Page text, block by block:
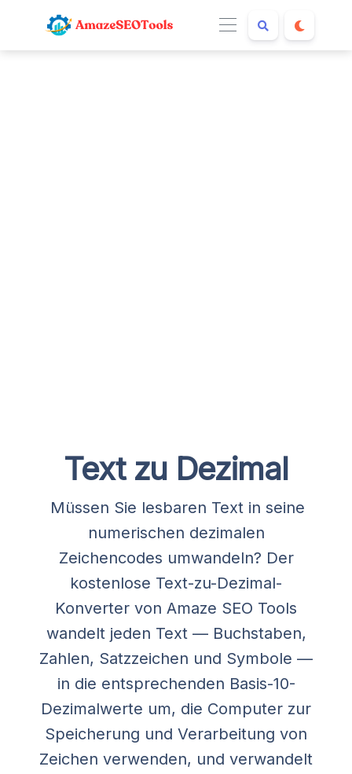
Text zu Dezimal
Müssen Sie lesbaren Text in seine
numerischen dezimalen
Zeichencodes umwandeln? Der
kostenlose Text-zu-Dezimal-
Konverter von Amaze SEO Tools
wandelt jeden Text — Buchstaben,
Zahlen, Satzzeichen und Symbole —
in die entsprechenden Basis-10-
Dezimalwerte um, die Computer zur
Speicherung und Verarbeitung von
Zeichen verwenden, und verwandelt